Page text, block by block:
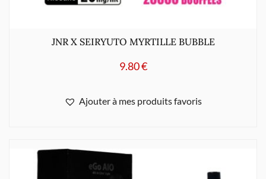
JNR X SEIRYUTO MYRTILLE BUBBLE
9.80€
Ajouter à mes produits favoris